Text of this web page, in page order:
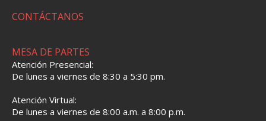
CONTÁCTANOS
MESA DE PARTES
Atención Presencial:
De lunes a viernes de 8:30 a 5:30 pm.
Atención Virtual:
De lunes a viernes de 8:00 a.m. a 8:00 p.m.